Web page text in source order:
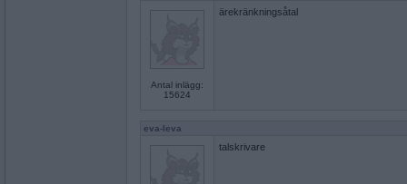
Antal inlägg:
15624
ärekränkningsåtal
eva-leva
talskrivare